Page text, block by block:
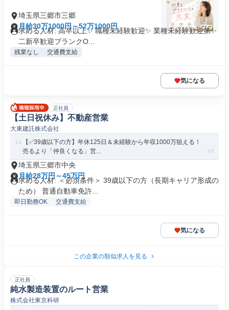
埼玉県三郷市三郷
月給30万1000円～52万1000円
求める人材: 高卒以上✨ 職種未経験歓迎✨ 業種未経験歓迎第✨
二新卒歓迎ブランクO...
残業なし 交通費支給
気になる
正社員
【土日祝休み】不動産営業
大東建託株式会社
【✅39歳以下の方】年休125日＆未経験から年収1000万狙える！
売るより「仲良くなる」営...
埼玉県三郷市中央
月給28万円～45万円
求める人材: ＜必須条件＞ 39歳以下の方（長期キャリア形成の
ため） 普通自動車免許...
即日勤務OK 交通費支給
気になる
この企業の類似求人を見る
正社員
純水製造装置のルート営業
株式会社東京科研